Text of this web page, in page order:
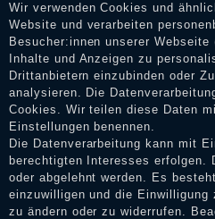
Erhalt einer Benachrichtigungs-
Bewertungen verifizieren und
Shop informieren.
Impressum
Daten­schutz­erklärung
Wir verwenden Cookies und
Website und verarbeiten
Besucher:innen unserer
Inhalte und Anzeigen zu
Drittanbietern einzubinden oder
analysieren. Die
Cookies. Wir teilen diese Daten
Einstellungen benennen.
Die Datenverarbeitung kann mit
berechtigten Interesses erfolgen.
oder abgelehnt werden. Es
einzuwilligen und die Einwilligung
zu ändern oder zu widerrufen.